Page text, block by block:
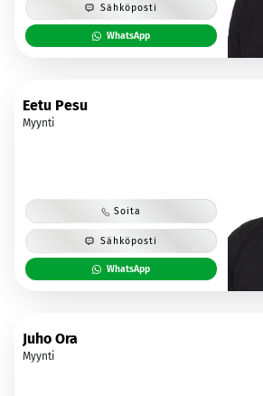
Sähköposti
WhatsApp
Eetu Pesu
Myynti
Soita
Sähköposti
WhatsApp
Juho Ora
Myynti